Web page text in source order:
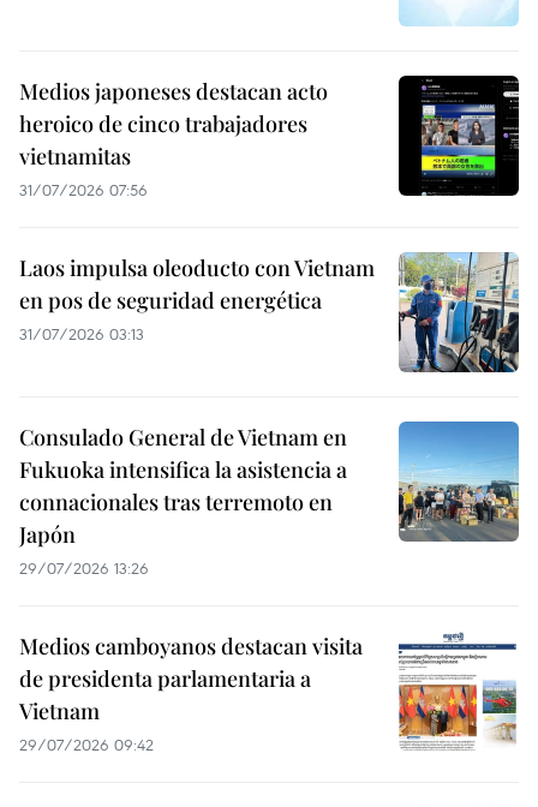
Medios japoneses destacan acto
heroico de cinco trabajadores
vietnamitas
31/07/2026 07:56
Laos impulsa oleoducto con Vietnam
en pos de seguridad energética
31/07/2026 03:13
Consulado General de Vietnam en
Fukuoka intensifica la asistencia a
connacionales tras terremoto en
Japón
29/07/2026 13:26
Medios camboyanos destacan visita
de presidenta parlamentaria a
Vietnam
29/07/2026 09:42